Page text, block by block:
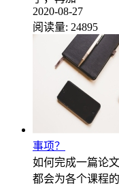
2020-08-27
阅读量: 24895
事项？
如何完成一篇论
都会为各个课程